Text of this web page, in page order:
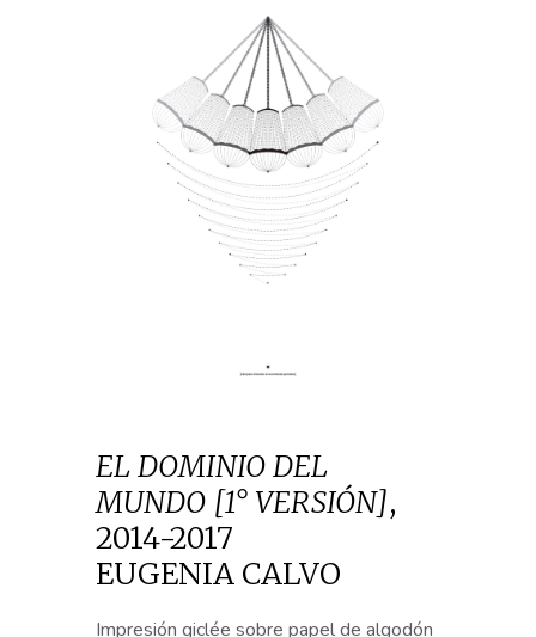
EL DOMINIO DEL
MUNDO [1° VERSIÓN],
2014-2017
EUGENIA CALVO
Impresión giclée sobre papel de algodón